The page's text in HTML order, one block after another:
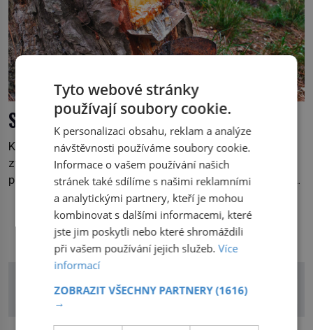
Smola: Voňavé a léčivé slzy stromů
Když se v lese přiblížíte k jehličnanům, můžete ucítit
zvláštní vůni. Vychází z lepkavé látky, která vytéká z
poraněného kmene. Kdysi lidé věřili, že právě v ní je síla
stromu. Smola také patří k nejstarším surovinám, s nimiž
lidstvo pracovalo. Chrání strom před infekcí, hmyzem a
vysycháním. Dá se říct, že je to přírodní […]
DALŠÍ ČLÁNKY Z RUBRIKY
reklama
Tyto webové stránky
používají soubory cookie.
K personalizaci obsahu, reklam a analýze
návštěvnosti používáme soubory cookie.
Informace o vašem používání našich
stránek také sdílíme s našimi reklamními
a analytickými partnery, kteří je mohou
kombinovat s dalšími informacemi, které
jste jim poskytli nebo které shromáždili
při vašem používání jejich služeb.Více
informací
ZOBRAZIT VŠECHNY PARTNERY(1616)
→